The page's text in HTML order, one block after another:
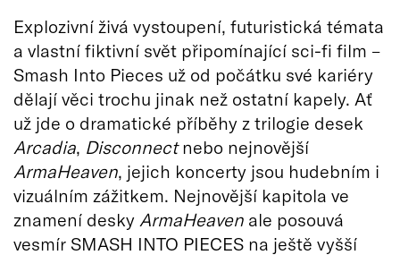
Explozivní živá vystoupení, futuristická témata
a vlastní fiktivní svět připomínající sci-fi film –
Smash Into Pieces už od počátku své kariéry
dělají věci trochu jinak než ostatní kapely. Ať
už jde o dramatické příběhy z trilogie desek
Arcadia, Disconnectnebo nejnovější
ArmaHeaven, jejich koncerty jsou hudebním i
vizuálním zážitkem. Nejnovější kapitola ve
znamení desky ArmaHeaven ale posouvá
vesmír SMASH INTO PIECES na ještě vyšší